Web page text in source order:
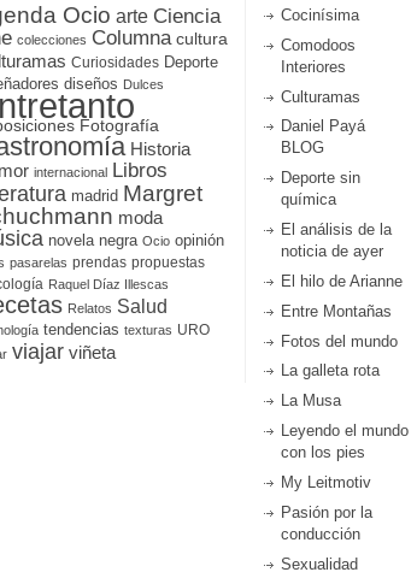
Ocio arte Ciencia
colecciones Columna cultura
Curiosidades Deporte
diseños Dulces
Fotografía
Historia
internacional Libros
madrid Margret
moda
novela negra Ocio opinión
pasarelas prendas propuestas
Raquel Díaz Illescas
Relatos Salud
tendencias texturas URO
viajar viñeta
Cocinísima
Comodoos
Interiores
Culturamas
Daniel Payá
BLOG
Deporte sin
química
El análisis de la
noticia de ayer
El hilo de Arianne
Entre Montañas
Fotos del mundo
La galleta rota
La Musa
Leyendo el mundo
con los pies
My Leitmotiv
Pasión por la
conducción
Sexualidad